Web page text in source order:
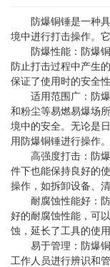
防爆铜锤是一种
境中进行打击操作。
防爆性能：防爆
防止打击过程中产生
保证了使用时的安全性
适用范围广：防
和粉尘等易燃易爆场
境中的安全。无论是
用防爆铜锤进行操作。
高强度打击：防
件下也能保持良好的
操作，如拆卸设备、清
耐腐蚀性能好：
好的耐腐蚀性能，可
蚀，延长了工具的使用
易于管理：防爆
工作人员进行辨识和